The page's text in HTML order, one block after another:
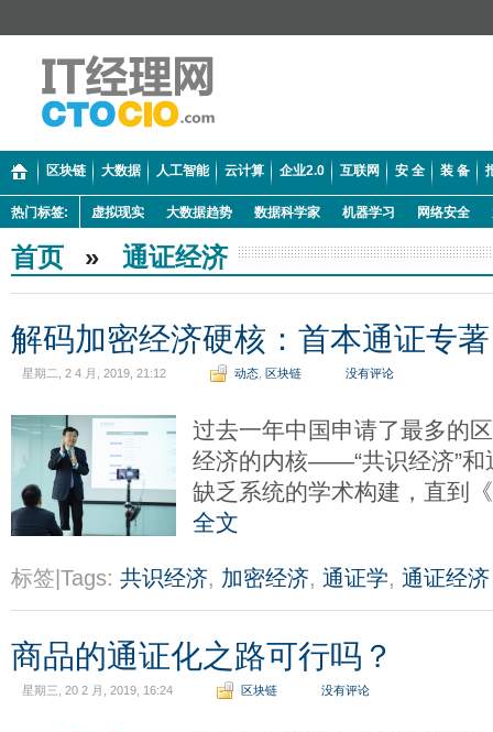
区块链 大数据 人工智能 云计算 企业2.0 互联网 安 全 装 备
热门标签: 虚拟现实 大数据趋势 数据科学家 机器学习 网络安全
首页 » 通证经济
解码加密经济硬核：首本通证专
星期二, 2 4 月, 2019, 21:12 动态 区块链 没有评论
过去一年中国申请了最多的
经济的内核——“共识经济”和
缺乏系统的学术构建，直到
全文
标签|Tags: 共识经济, 加密经济, 通证学, 通证经济
商品的通证化之路可行吗？
星期三, 20 2 月, 2019, 16:24 区块链 没有评论